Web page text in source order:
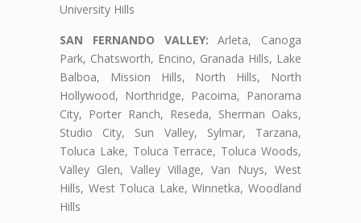
University Hills
SAN FERNANDO VALLEY: Arleta, Canoga
Park, Chatsworth, Encino, Granada Hills, Lake
Balboa, Mission Hills, North Hills, North
Hollywood, Northridge, Pacoima, Panorama
City, Porter Ranch, Reseda, Sherman Oaks,
Studio City, Sun Valley, Sylmar, Tarzana,
Toluca Lake, Toluca Terrace, Toluca Woods,
Valley Glen, Valley Village, Van Nuys, West
Hills, West Toluca Lake, Winnetka, Woodland
Hills